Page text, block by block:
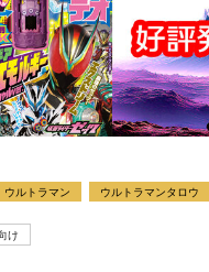
ウルトラマン ウルトラマンタロウ
け